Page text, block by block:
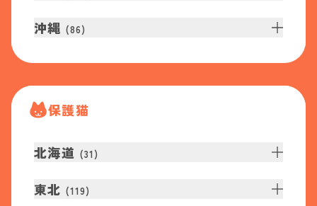
沖縄 (86)
保護猫
北海道 (31 )
東北 (119)